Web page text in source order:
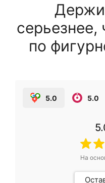
по
5.0 5.0
На